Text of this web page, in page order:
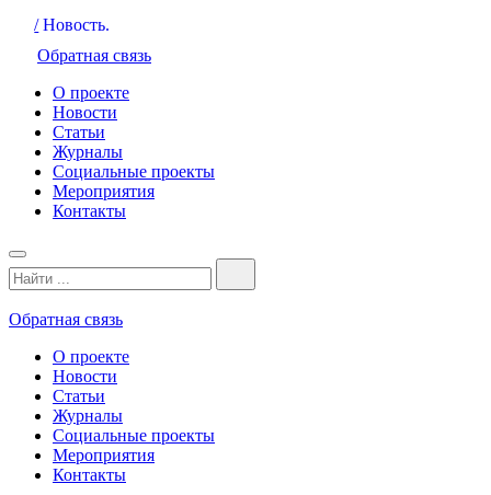
/ Новость.
Обратная связь
О проекте
Новости
Статьи
Журналы
Социальные проекты
Мероприятия
Контакты
Обратная связь
О проекте
Новости
Статьи
Журналы
Социальные проекты
Мероприятия
Контакты